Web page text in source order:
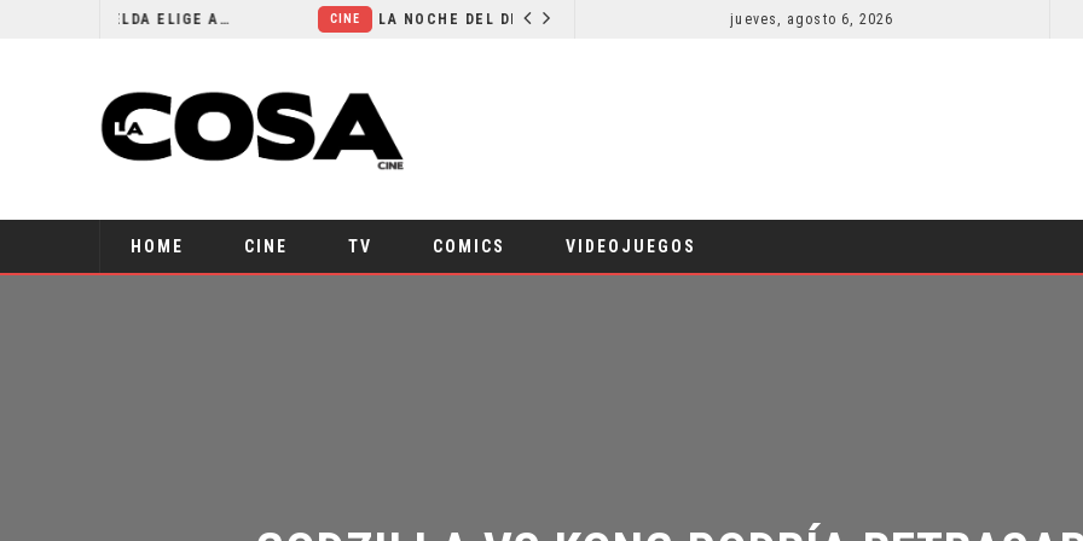
CINE LA NOCHE DEL DEMONIO: ESTÁN ENTRE NOSOTROS – TRAILER FINAL jueves, agosto 6, 2026
HOME CINE TV COMICS VIDEOJUEGOS